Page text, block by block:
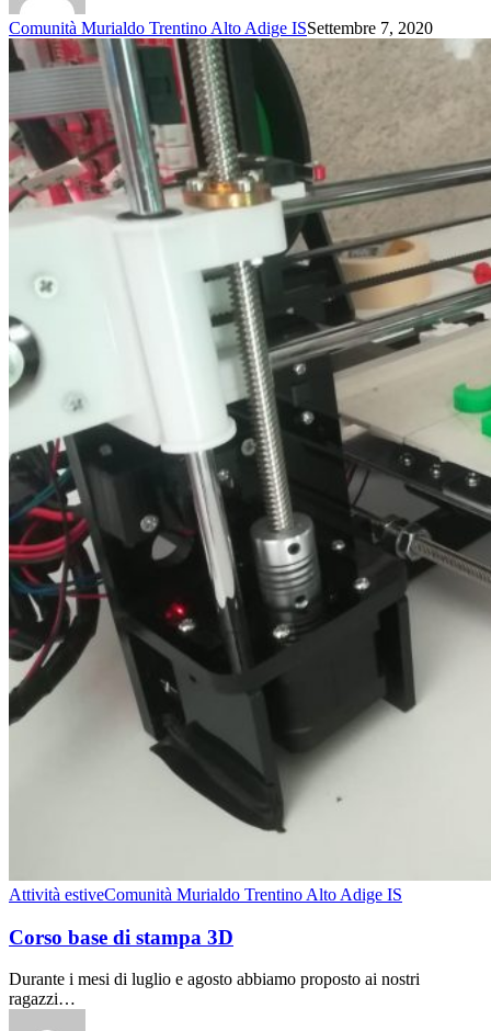
Comunità Murialdo Trentino Alto Adige ISSettembre 7, 2020
Attività estiveComunità Murialdo Trentino Alto Adige IS
Corso base di stampa 3D
Durante i mesi di luglio e agosto abbiamo proposto ai nostri
ragazzi…